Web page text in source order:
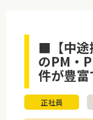
■【中途
のPM・
件が豊富
正社員